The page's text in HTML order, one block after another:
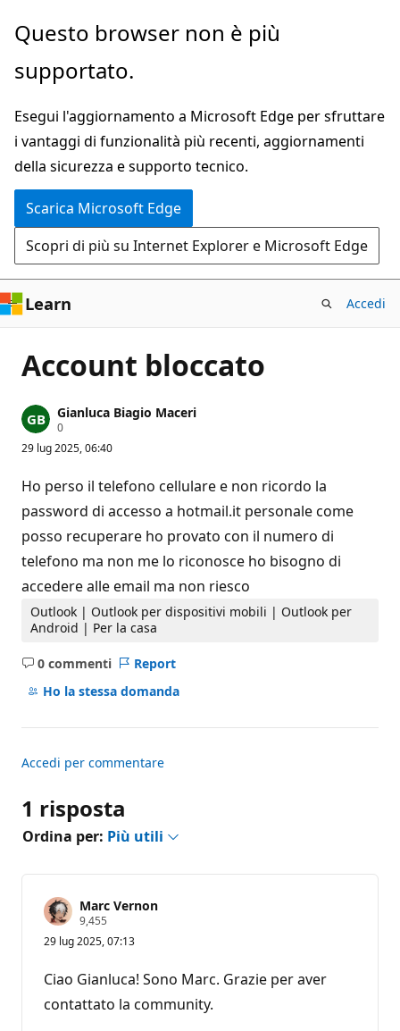
Ignora
passa
contenuto
principale
Questo browser non è più
supportato.
Esegui l'aggiornamento a Microsoft Edge per sfruttare
i vantaggi di funzionalità più recenti, aggiornamenti
della sicurezza e supporto tecnico.
Scarica Microsoft Edge
Scopri di più su Internet Explorer e Microsoft Edge
Learn Accedi
Account bloccato
Gianluca Biagio Maceri
0P
n
i
d
i
r
e
u
a
i
o
29 lug 2025, 06:40
Ho perso il telefono cellulare e non ricordo la
password di accesso a hotmail.it personale come
posso recuperare ho provato con il numero di
telefono ma non me lo riconosce ho bisogno di
accedere alle email ma non riesco
Outlook | Outlook per dispositivi mobili | Outlook per
Android | Per la casa
0 commenti
Nessun
commento
Report
Ho la stessa domanda
Accedi per commentare
1 risposta
Ordina per: Più utili
Marc Vernon
9,455
n
d
i
r
29 lug 2025, 07:13
Ciao Gianluca! Sono Marc. Grazie per aver
contattato la community.